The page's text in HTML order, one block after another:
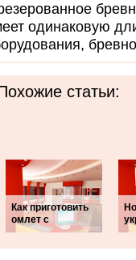
одинаковую
статьи:
Как приготовить
омлет с